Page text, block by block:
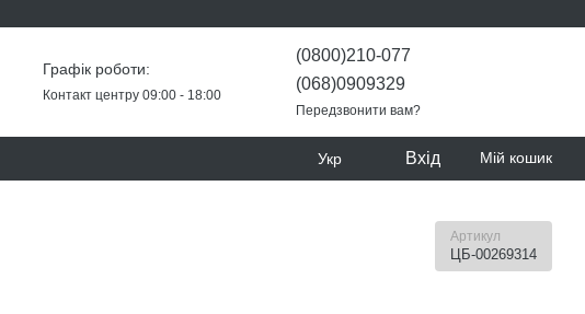
Графік роботи:
Контакт центру 09:00 - 18:00
(0800)210-077
(068)0909329
Передзвонити вам?
Укр Вхід Мій кошик
Артикул
ЦБ-00269314